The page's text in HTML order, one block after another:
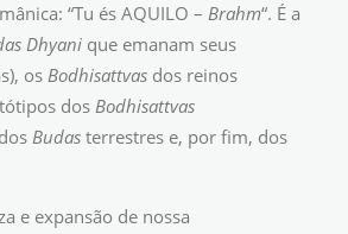
“Tu és AQUILO – Brahm“. É a
Dhyani que emanam seus
os Bodhisattvas dos reinos
dos Bodhisattvas
Budas terrestres e, por fim, dos
e expansão de nossa